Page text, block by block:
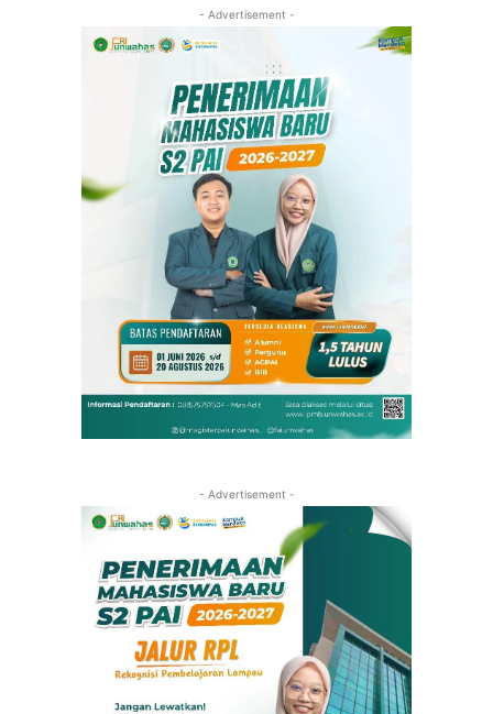
- Advertisement -
- Advertisement -